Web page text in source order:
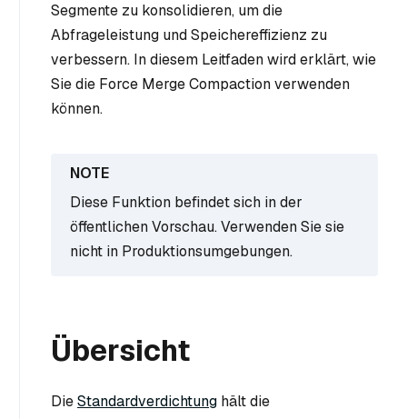
Segmente zu konsolidieren, um die
Abfrageleistung und Speichereffizienz zu
verbessern. In diesem Leitfaden wird erklärt, wie
Sie die Force Merge Compaction verwenden
können.
Diese Funktion befindet sich in der
öffentlichen Vorschau. Verwenden Sie sie
nicht in Produktionsumgebungen.
Übersicht
DieStandardverdichtung hält die